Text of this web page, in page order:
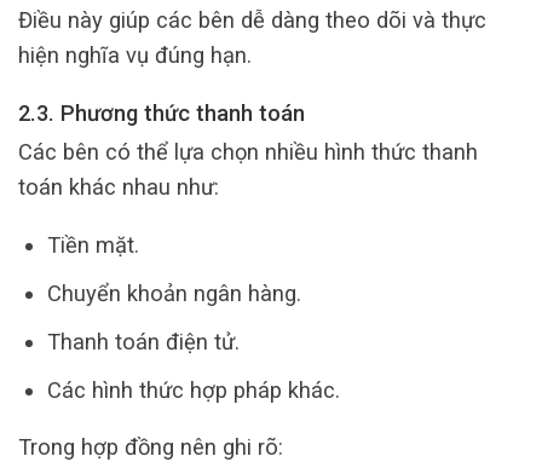
Điều này giúp các bên dễ dàng theo dõi và thực
hiện nghĩa vụ đúng hạn.
2.3. Phương thức thanh toán
Các bên có thể lựa chọn nhiều hình thức thanh
toán khác nhau như:
Tiền mặt.
Chuyển khoản ngân hàng.
Thanh toán điện tử.
Các hình thức hợp pháp khác.
Trong hợp đồng nên ghi rõ: